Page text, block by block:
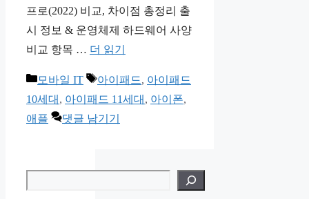
프로(2022) 비교, 차이점 총정리 출
시 정보 & 운영체제 하드웨어 사양
비교 항목 … 더 읽기
카
테
고
모바일 IT
태
그
아이패드, 아이패드
10세대 , 아이패드 11세대 , 아이폰,
애플
댓글 남기기